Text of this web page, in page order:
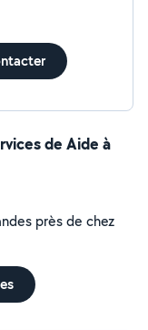
de Aide à
près de chez